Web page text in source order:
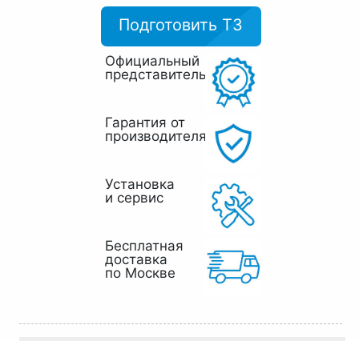
Подготовить ТЗ
Официальный
представитель
Гарантия от
производителя
Установка
и сервис
Бесплатная
доставка
по Москве